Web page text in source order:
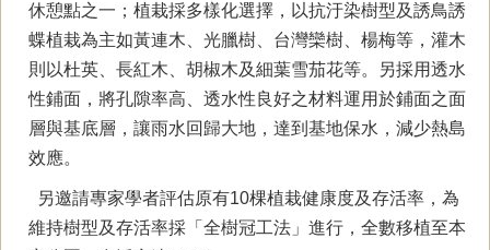
休憩點之一；植栽採多樣化選擇，以抗汙染樹型及誘鳥誘
蝶植栽為主如黃連木、光臘樹、台灣欒樹、楊梅等，灌木
則以杜英、長紅木、胡椒木及細葉雪茄花等。另採用透水
性鋪面，將孔隙率高、透水性良好之材料運用於鋪面之面
層與基底層，讓雨水回歸大地，達到基地保水，減少熱島
效應。
另邀請專家學者評估原有10棵植栽健康度及存活率，為
維持樹型及存活率採「全樹冠工法」進行，全數移植至本